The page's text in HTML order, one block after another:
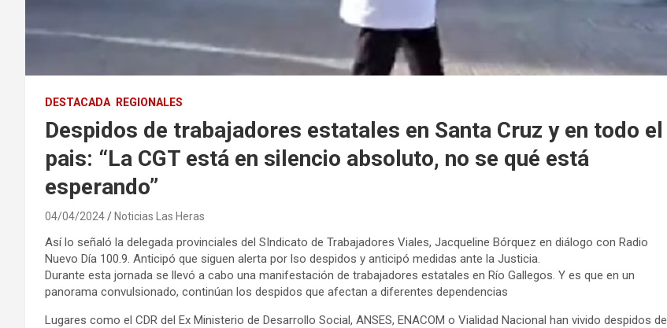
DESTACADA REGIONALES
Despidos de trabajadores estatales en Santa Cruz y en todo el
pais: “La CGT está en silencio absoluto, no se qué está
esperando”
04/04/2024 Noticias Las Heras
Así lo señaló la delegada provinciales del SIndicato de Trabajadores Viales, Jacqueline Bórquez en diálogo con Radio
Nuevo Día 100.9. Anticipó que siguen alerta por lso despidos y anticipó medidas ante la Justicia.
Durante esta jornada se llevó a cabo una manifestación de trabajadores estatales en Río Gallegos. Y es que en un
panorama convulsionado, continúan los despidos que afectan a diferentes dependencias
Lugares como el CDR del Ex Ministerio de Desarrollo Social, ANSES, ENACOM o Vialidad Nacional han vivido despidos de